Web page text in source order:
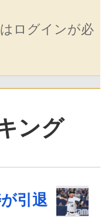
ログインが必
ング
引退